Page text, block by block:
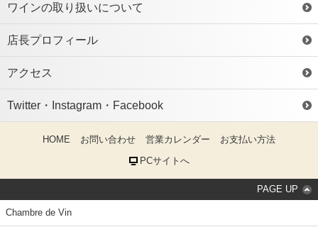
ワインの取り扱いについて
店長プロフィール
アクセス
Twitter・Instagram・Facebook
HOME お問い合わせ 営業カレンダー
お支払い方法
PCサイトへ
PAGE UP
Chambre de Vin